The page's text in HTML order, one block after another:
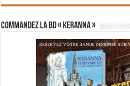
Commandez la BD « Keranna »